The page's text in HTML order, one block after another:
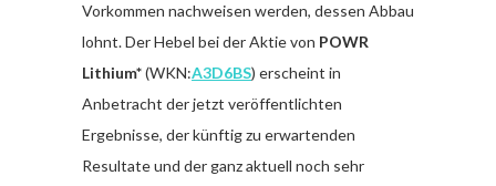
Vorkommen nachweisen werden, dessen Abbau
lohnt. Der Hebel bei der Aktie von POWR
Lithium*(WKN:A3D6BS) erscheint in
Anbetracht der jetzt veröffentlichten
Ergebnisse, der künftig zu erwartenden
Resultate und der ganz aktuell noch sehr